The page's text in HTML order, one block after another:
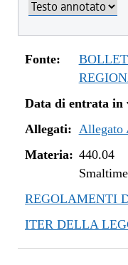
Fonte:
Data di entrata in
Allegati: Allegato
Materia: 440.04
REGOLAMENTI
ITER DELLA